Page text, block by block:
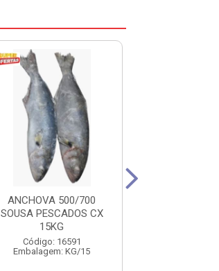
ANCHOVA 500/700
SOUSA PESCADOS CX
15KG
Código: 16591
Embalagem: KG/15